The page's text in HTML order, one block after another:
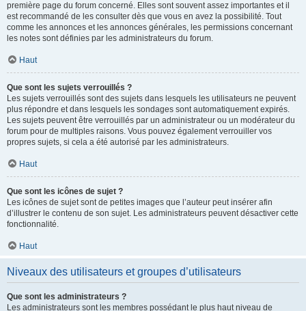
première page du forum concerné. Elles sont souvent assez importantes et il
est recommandé de les consulter dès que vous en avez la possibilité. Tout
comme les annonces et les annonces générales, les permissions concernant
les notes sont définies par les administrateurs du forum.
Haut
Que sont les sujets verrouillés ?
Les sujets verrouillés sont des sujets dans lesquels les utilisateurs ne peuvent
plus répondre et dans lesquels les sondages sont automatiquement expirés.
Les sujets peuvent être verrouillés par un administrateur ou un modérateur du
forum pour de multiples raisons. Vous pouvez également verrouiller vos
propres sujets, si cela a été autorisé par les administrateurs.
Haut
Que sont les icônes de sujet ?
Les icônes de sujet sont de petites images que l’auteur peut insérer afin
d’illustrer le contenu de son sujet. Les administrateurs peuvent désactiver cette
fonctionnalité.
Haut
Niveaux des utilisateurs et groupes d’utilisateurs
Que sont les administrateurs ?
Les administrateurs sont les membres possédant le plus haut niveau de